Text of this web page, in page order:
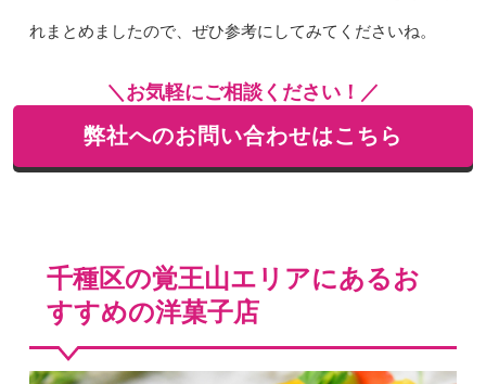
れまとめましたので、ぜひ参考にしてみてくださいね。
＼お気軽にご相談ください！／
弊社へのお問い合わせはこちら
千種区の覚王山エリアにあるお
すすめの洋菓子店